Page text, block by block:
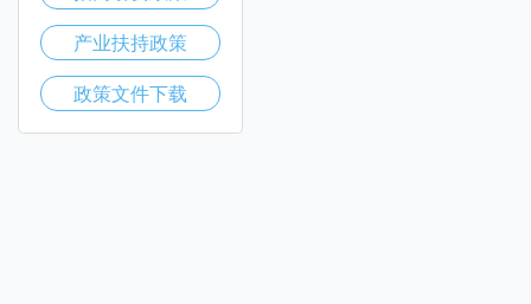
产业扶持政策
政策文件下载